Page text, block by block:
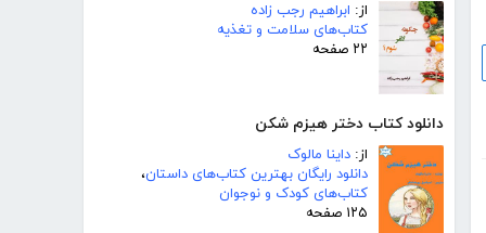
از: ابراهیم رجب زاده
کتاب‌های سلامت و تغذیه
۲۲ صفحه
دانلود کتاب دختر هیزم شکن
از: داینا مالوک
دانلود رایگان بهترین کتاب‌های داستان،
کتاب‌های کودک و نوجوان
۱۲۵ صفحه